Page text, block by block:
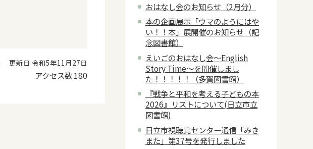
更新日 令和5年11月27日
アクセス数180
おはなし会のお知らせ（2月分）
本の企画展示「ウマのようにはや
い！！本」展開催のお知らせ（記
念図書館）
えいごのおはなし会～English
Story Time～を開催しまし
た！！！！！（多賀図書館）
『戦争と平和を考える子どもの本
2026』リストについて(日立市立
図書館)
日立市視聴覚センター通信「みき
また」第37号を発行しました